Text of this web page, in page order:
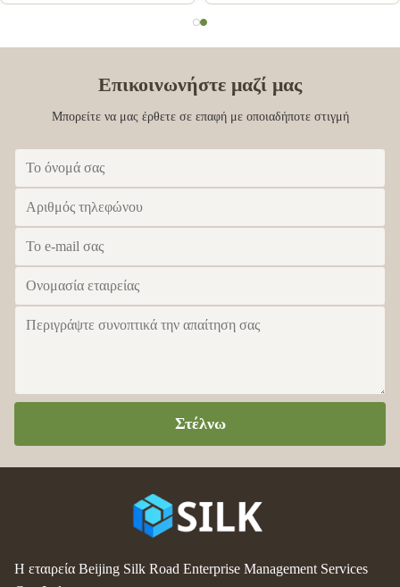
Επικοινωνήστε μαζί μας
Μπορείτε να μας έρθετε σε επαφή με οποιαδήποτε στιγμή
Στέλνω
Η εταιρεία Beijing Silk Road Enterprise Management Services